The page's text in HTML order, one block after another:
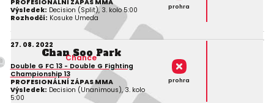
PROFESIONÁLNÍ ZÁPAS MMA
Výsledek: Decision (Split), 3. kolo 5:00
Rozhodčí: Kosuke Umeda
prohra
27. 08. 2022
Chan Soo Park
Chance
Double G FC 13 - Double G Fighting
Championship 13
PROFESIONÁLNÍ ZÁPAS MMA
Výsledek: Decision (Unanimous), 3. kolo
5:00
prohra